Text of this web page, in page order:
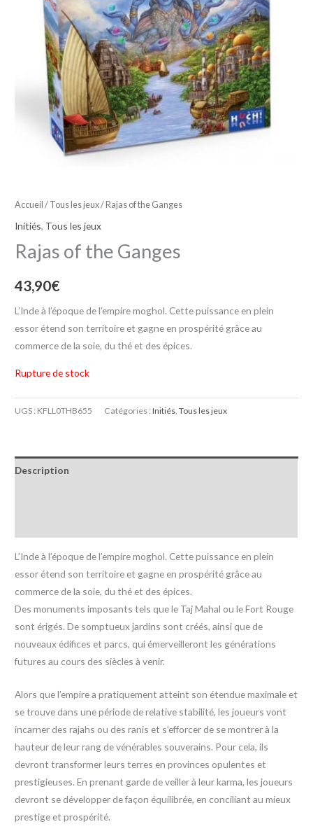
Accueil / Tous les jeux/ Rajas of the Ganges
Initiés, Tous les jeux
Rajas of the Ganges
43,90€
L’Inde à l’époque de l’empire moghol. Cette puissance en plein
essor étend son territoire et gagne en prospérité grâce au
commerce de la soie, du thé et des épices.
Rupture de stock
UGS : KFLL0THB655 Catégories :Initiés ,Tous les jeux
Description
L’Inde à l’époque de l’empire moghol. Cette puissance en plein
essor étend son territoire et gagne en prospérité grâce au
commerce de la soie, du thé et des épices.
Des monuments imposants tels que le Taj Mahal ou le Fort Rouge
sont érigés. De somptueux jardins sont créés, ainsi que de
nouveaux édifices et parcs, qui émerveilleront les générations
futures au cours des siècles à venir.
Alors que l’empire a pratiquement atteint son étendue maximale et
se trouve dans une période de relative stabilité, les joueurs vont
incarner des rajahs ou des ranis et s’efforcer de se montrer à la
hauteur de leur rang de vénérables souverains. Pour cela, ils
devront transformer leurs terres en provinces opulentes et
prestigieuses. En prenant garde de veiller à leur karma, les joueurs
devront se développer de façon équilibrée, en conciliant au mieux
prestige et prospérité.